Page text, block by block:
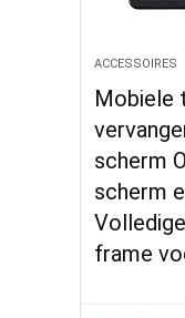
ACCESSOIRES
Mobiele
scherm
scherm
frame